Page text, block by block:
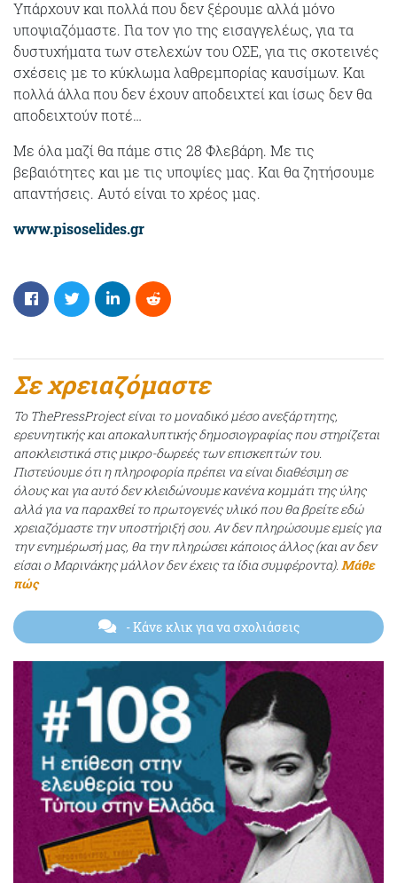
Υπάρχουν και πολλά που δεν ξέρουμε αλλά μόνο
υποψιαζόμαστε. Για τον γιο της εισαγγελέως, για τα
δυστυχήματα των στελεχών του ΟΣΕ, για τις σκοτεινές
σχέσεις με το κύκλωμα λαθρεμπορίας καυσίμων. Και
πολλά άλλα που δεν έχουν αποδειχτεί και ίσως δεν θα
αποδειχτούν ποτέ…
Με όλα μαζί θα πάμε στις 28 Φλεβάρη. Με τις
βεβαιότητες και με τις υποψίες μας. Και θα ζητήσουμε
απαντήσεις. Αυτό είναι το χρέος μας.
www.pisoselides.gr
Σε χρειαζόμαστε
Το ThePressProject είναι το μοναδικό μέσο ανεξάρτητης,
ερευνητικής και αποκαλυπτικής δημοσιογραφίας που στηρίζεται
αποκλειστικά στις μικρο-δωρεές των επισκεπτών του.
Πιστεύουμε ότι η πληροφορία πρέπει να είναι διαθέσιμη σε
όλους και για αυτό δεν κλειδώνουμε κανένα κομμάτι της ύλης
αλλά για να παραχθεί το πρωτογενές υλικό που θα βρείτε εδώ
χρειαζόμαστε την υποστήριξή σου. Αν δεν πληρώσουμε εμείς για
την ενημέρωσή μας, θα την πληρώσει κάποιος άλλος (και αν δεν
είσαι ο Μαρινάκης μάλλον δεν έχεις τα ίδια συμφέροντα). Μάθε
πώς
- Κάνε κλικ για να σχολιάσεις